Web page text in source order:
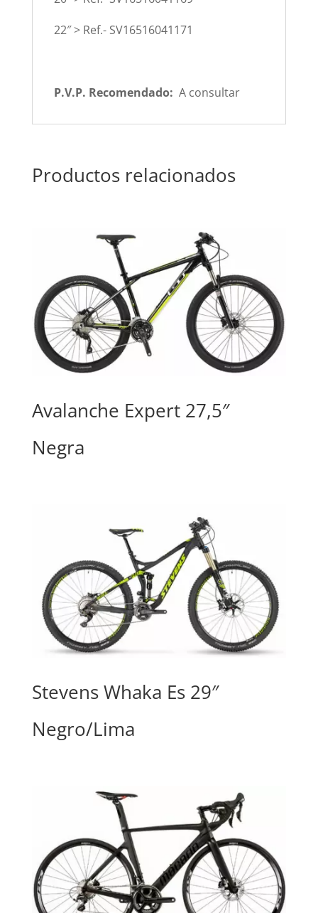
22″ > Ref.- SV16516041171
P.V.P. Recomendado: A consultar
Productos relacionados
Avalanche Expert 27,5″
Negra
Stevens Whaka Es 29″
Negro/Lima